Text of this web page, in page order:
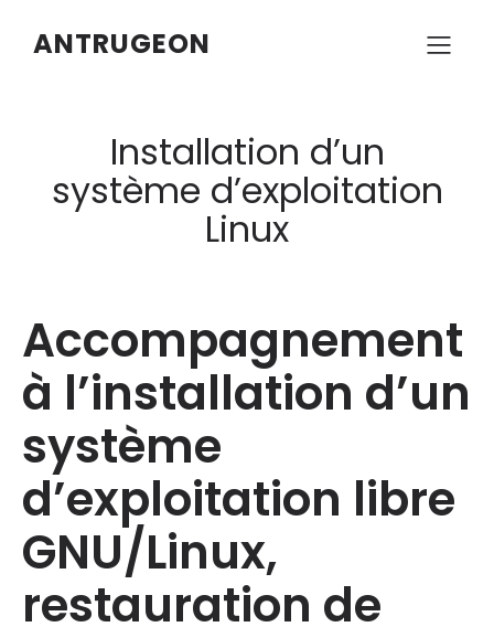
ANTRUGEON
Installation d’un
système d’exploitation
Linux
Accompagnement
à l’installation d’un
système
d’exploitation libre
GNU/Linux,
restauration de